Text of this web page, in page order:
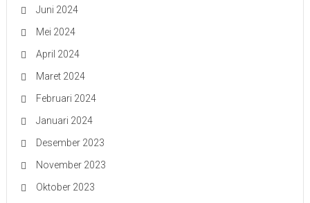
Juni 2024
Mei 2024
April 2024
Maret 2024
Februari 2024
Januari 2024
Desember 2023
November 2023
Oktober 2023